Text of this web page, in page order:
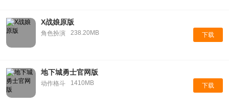
X战娘原版
角色扮演 238.20MB 下载
地下城勇士官网版
动作格斗 1410MB 下载